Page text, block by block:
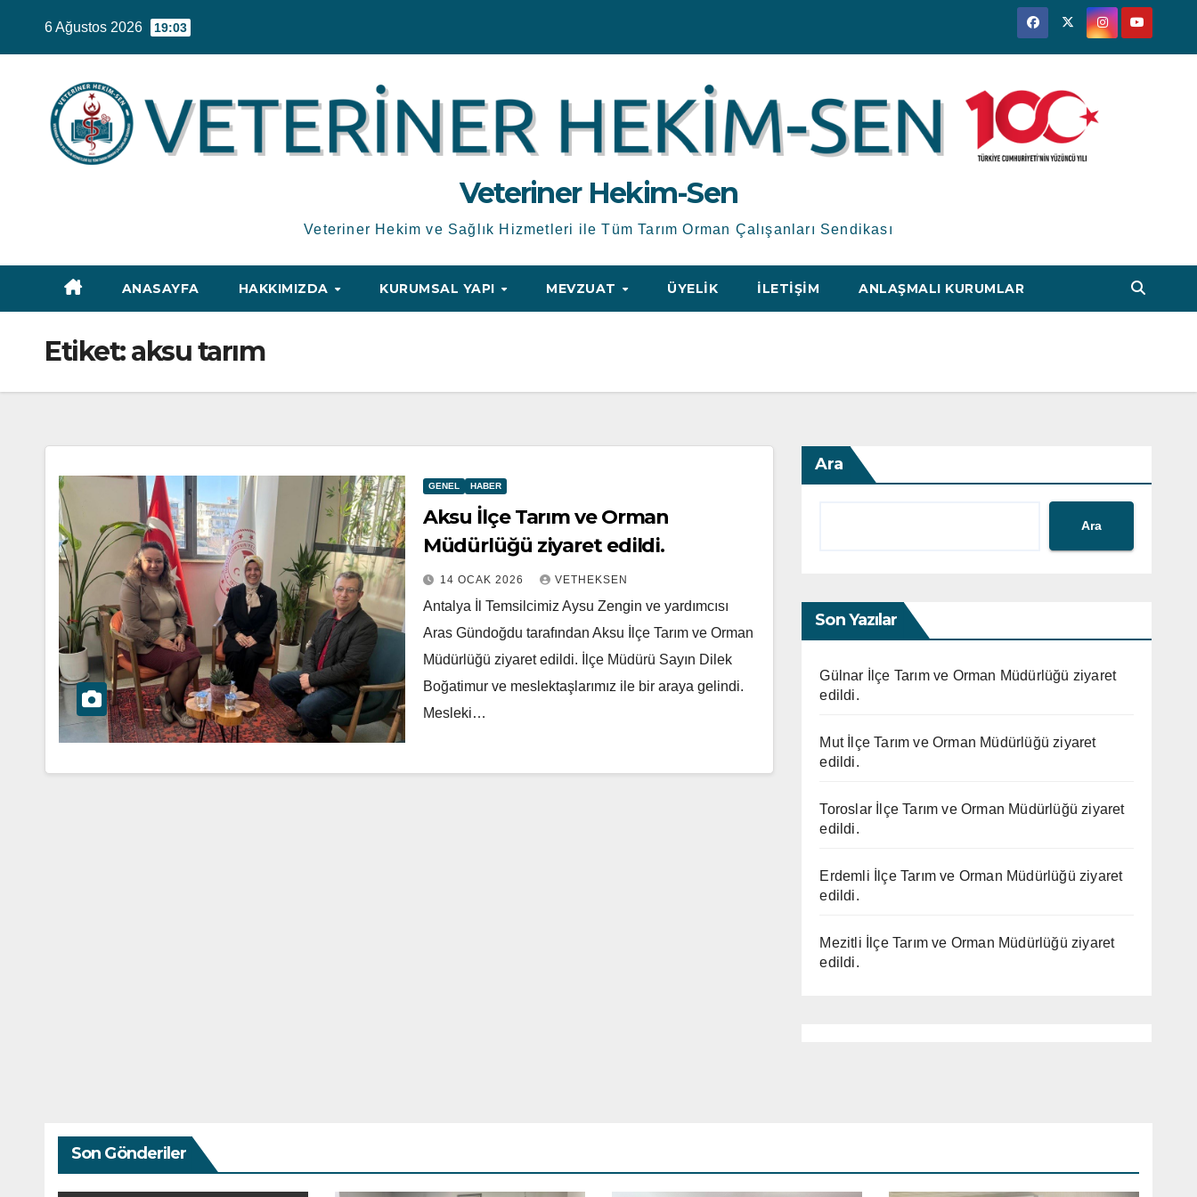
6 Ağustos 2026 19:03
Veteriner Hekim-Sen
Veteriner Hekim ve Sağlık Hizmetleri ile Tüm Tarım Orman Çalışanları Sendikası
ANASAYFA HAKKIMIZDA KURUMSAL YAPI MEVZUAT ÜYELIK İLETIŞIM ANLAŞMALI KURUMLAR
Etiket:aksu tarım
GENEL HABER
Aksu İlçe Tarım ve Orman
Müdürlüğü ziyaret edildi.
14 OCAK 2026 VETHEKSEN
Antalya İl Temsilcimiz Aysu Zengin ve yardımcısı
Aras Gündoğdu tarafından Aksu İlçe Tarım ve Orman
Müdürlüğü ziyaret edildi. İlçe Müdürü Sayın Dilek
Boğatimur ve meslektaşlarımız ile bir araya gelindi.
Mesleki…
Ara
Ara
Son Yazılar
Gülnar İlçe Tarım ve Orman Müdürlüğü ziyaret
edildi.
Mut İlçe Tarım ve Orman Müdürlüğü ziyaret
edildi.
Toroslar İlçe Tarım ve Orman Müdürlüğü ziyaret
edildi.
Erdemli İlçe Tarım ve Orman Müdürlüğü ziyaret
edildi.
Mezitli İlçe Tarım ve Orman Müdürlüğü ziyaret
edildi.
Son Gönderiler